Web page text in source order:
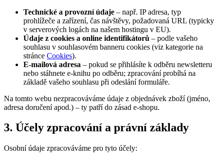
Technické a provozní údaje – např. IP adresa, typ
prohlížeče a zařízení, čas návštěvy, požadovaná URL (typicky
v serverových logách na našem hostingu v EU).
Údaje z cookies a online identifikátorů – podle vašeho
souhlasu v souhlasovém banneru cookies (viz kategorie na
stránce Cookies).
E-mailová adresa – pokud se přihlásíte k odběru newsletteru
nebo stáhnete e-knihu po odběru; zpracování probíhá na
základě vašeho souhlasu při odeslání formuláře.
Na tomto webu nezpracováváme údaje z objednávek zboží (jméno,
adresa doručení apod.) – ty patří do zásad e-shopu.
3. Účely zpracování a právní základy
Osobní údaje zpracováváme pro tyto účely: